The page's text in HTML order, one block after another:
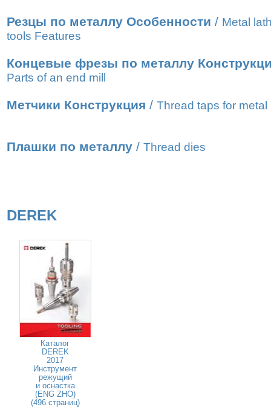
Резцы по металлу Особенности / Metal
tools Features
Концевые фрезы по металлу
Parts of an end mill
Метчики Конструкция / Thread taps for metal
Плашки по металлу / Thread dies
DEREK
Каталог
DEREK
2017
Инструмент
режущий
и оснастка
(ENG ZHO)
(496 страниц)